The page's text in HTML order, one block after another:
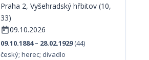
Praha 2, Vyšehradský hřbitov (10,
33)
09.10.2026
09.10.1884 – 28.02.1929(44)
český; herec; divadlo